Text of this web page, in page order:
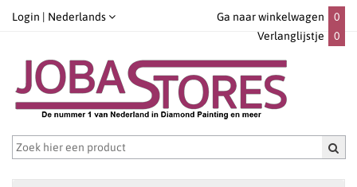
Login | Nederlands Ga naar winkelwagen
0
Verlanglijstje
0